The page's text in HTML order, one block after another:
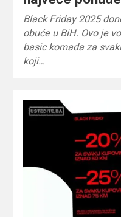
Black Friday 2025
obuće u BiH. Ovo je
basic komada za
koji…